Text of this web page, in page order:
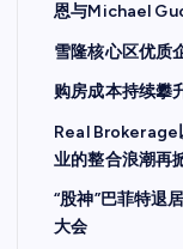
恩与Michael
雪隆核心区优质
购房成本持续攀
Real Brokerage
业的整合浪潮再
“股神”巴菲特退
大会